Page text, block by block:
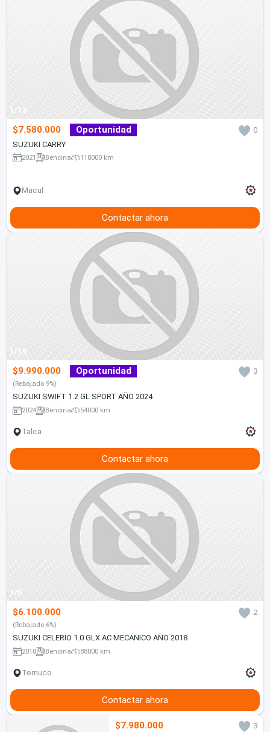
1/13
$7.580.000 Oportunidad
0
SUZUKI CARRY
2021 Bencina 118000 km
Macul
Contactar ahora
1/19
$9.990.000 Oportunidad 3
(Rebajado 9%)
SUZUKI SWIFT 1.2 GL SPORT AÑO 2024
2024 Bencina 54000 km
Talca
Contactar ahora
1/5
$6.100.000 2
(Rebajado 6%)
SUZUKI CELERIO 1.0 GLX AC MECANICO AÑO 2018
2018 Bencina 88000 km
Temuco
Contactar ahora
$7.980.000 3